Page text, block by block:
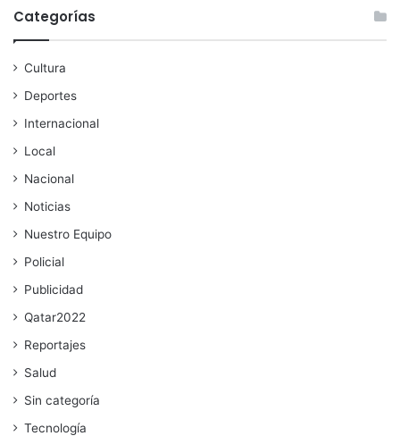
Categorías
Cultura
Deportes
Internacional
Local
Nacional
Noticias
Nuestro Equipo
Policial
Publicidad
Qatar2022
Reportajes
Salud
Sin categoría
Tecnología